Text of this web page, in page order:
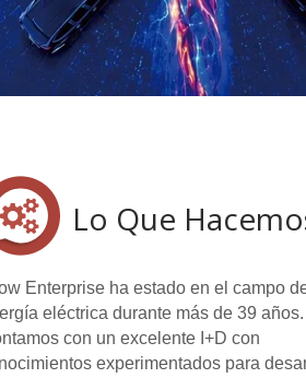
Lo Que
Enterprise ha estado en el campo
eléctrica durante más de 39 años.
con un excelente I+D con
experimentados para